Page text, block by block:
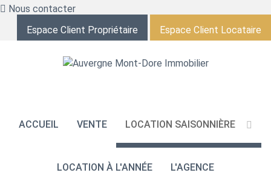
Nous contacter
Espace Client Propriétaire
Espace Client Locataire
ACCUEIL VENTE LOCATION SAISONNIÈRE
LOCATION À L'ANNÉE L'AGENCE